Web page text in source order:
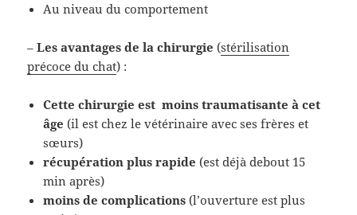
Au niveau du comportement
–Les avantages de la chirurgie (stérilisation
précoce du chat) :
Cette chirurgie est moins traumatisante à cet
âge (il est chez le vétérinaire avec ses frères et
sœurs)
récupération plus rapide (est déjà debout 15
min après)
moins de complications (l’ouverture est plus